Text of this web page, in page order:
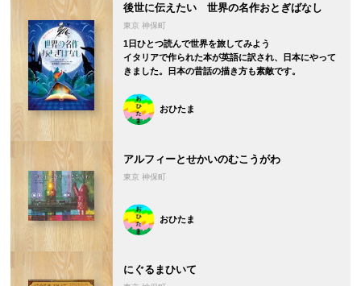
後世に伝えたい 世界の名作おとぎばなし
東京 神保町
1日ひとつ読んで世界を旅してみよう
イタリアで作られた本が英語に訳され、日本にやって
きました。日本の昔話の描き方も素敵です。
おひたま
アルフィーとせかいのむこうがわ
東京 神保町
おひたま
にぐるまひいて